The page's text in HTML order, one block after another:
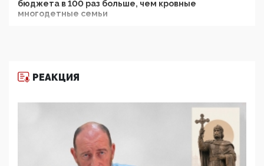
бюджета в 100 раз больше, чем кровные
многодетные семьи
11:53, 09 Июня 2026
деятельность ИИТО ЮНЕСКО в России, но
цифроглобалисты продолжают определять
повестку в образовании
09:43, 01 Июня 2026
5G за счет здоровья граждан: Минцифры намерено
РЕАКЦИЯ